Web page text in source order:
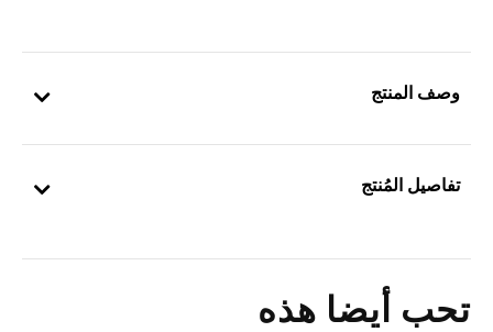
وصف المنتج
تفاصيل المُنتج
تحب أيضا هذه